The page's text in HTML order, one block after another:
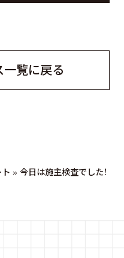
一覧に戻る
ト » 今日は施主検査でした！